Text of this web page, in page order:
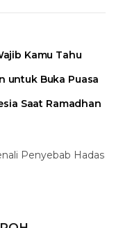
Kamu Tahu
untuk Buka Puasa
Saat Ramadhan
Penyebab Hadas